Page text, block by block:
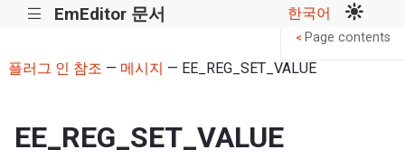
||| EmEditor 문서 한국어
플러그 인 참조 — 메시지 — EE_REG_SET_VALUE
EE_REG_SET_VALUE
< Page contents